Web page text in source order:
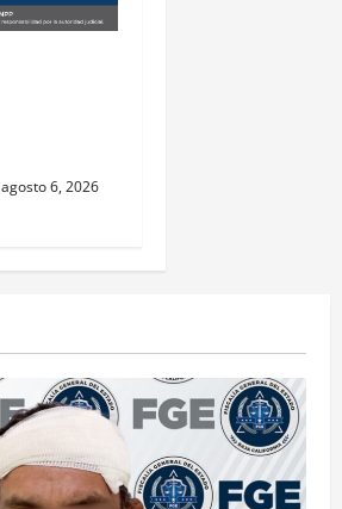
agosto 6, 2026